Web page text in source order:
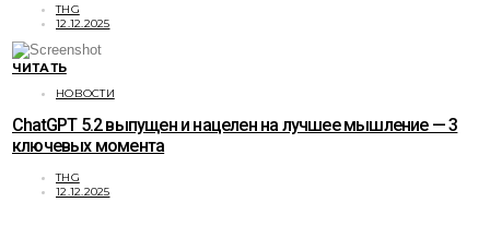
THG
12.12.2025
ЧИТАТЬ
НОВОСТИ
ChatGPT 5.2 выпущен и нацелен на лучшее мышление — 3
ключевых момента
THG
12.12.2025